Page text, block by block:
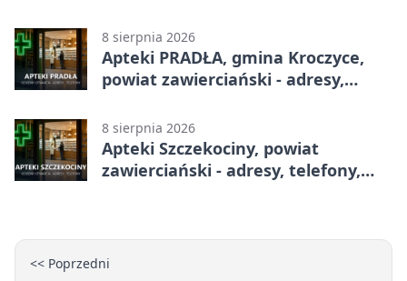
8 sierpnia 2026
Apteki PRADŁA, gmina Kroczyce,
powiat zawierciański - adresy,
8 sierpnia 2026
Apteki Szczekociny, powiat
zawierciański - adresy, telefony,
<< Poprzedni